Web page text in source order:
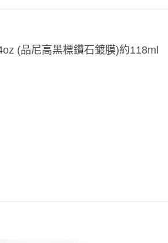
(品尼高黑標鑽石鍍膜)約118ml